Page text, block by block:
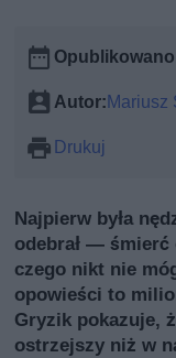
Autor:Mariusz
Drukuj
Najpierw była
odebrał — śmierć
czego nikt nie
opowieści to
Gryzik pokazuje,
ostrzejszy niż w